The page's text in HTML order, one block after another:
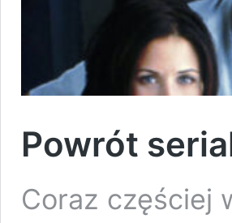
Powrót
Coraz częściej